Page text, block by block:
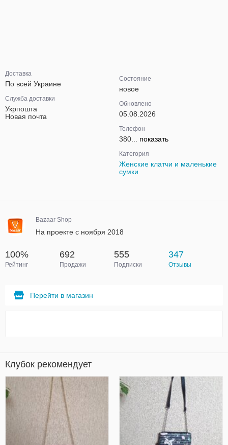
Доставка
По всей Украине
Служба доставки
Укрпошта
Новая почта
Состояние
новое
Обновлено
05.08.2026
Телефон
380... показать
Категория
Женские клатчи и маленькие
сумки
Bazaar Shop
На проекте с ноября 2018
100%
Рейтинг
692
Продажи
555
Подписки
347
Отзывы
Перейти в магазин
Клубок рекомендует